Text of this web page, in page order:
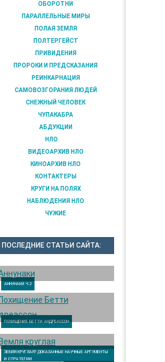
ОБОРОТНИ
ПАРАЛЛЕЛЬНЫЕ МИРЫ
ПОЛАЯ ЗЕМЛЯ
ПОЛТЕРГЕЙСТ
ПРИВИДЕНИЯ
ПРОРОКИ И ПРЕДСКАЗАНИЯ
РЕИНКАРНАЦИЯ
САМОВОЗГОРАНИЯ ЛЮДЕЙ
СНЕЖНЫЙ ЧЕЛОВЕК
ЧУПАКАБРА
АБДУКЦИИ
НЛО
ВИДЕОАРХИВ НЛО
КИНОАРХИВ НЛО
КОНТАКТЕРЫ
КРУГИ НА ПОЛЯХ
НАБЛЮДЕНИЯ НЛО
ЧУЖИЕ
ПОСЛЕДНИЕ СТАТЬИ САЙТА:
АННУНАКИ Ч.2
ПОХИЩЕНИЕ БЕТТИ АНДРЕАССОН
ЗЕМЛЯ КРУГЛАЯ? ДОКАЗАННЫЕ НАУЧНЫЕ АРГУМЕНТЫ
И СТРАТЕГИИ